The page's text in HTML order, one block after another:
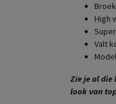
High
Valt
Zie je al die
look van